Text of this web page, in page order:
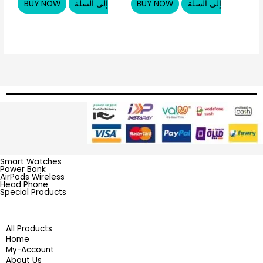
إلى السلة
BUY NOW
إلى السلة
BUY NOW
Smart Watches
Power Bank
AirPods Wireless
Head Phone
Special Products
All Products
Home
My-Account
About Us